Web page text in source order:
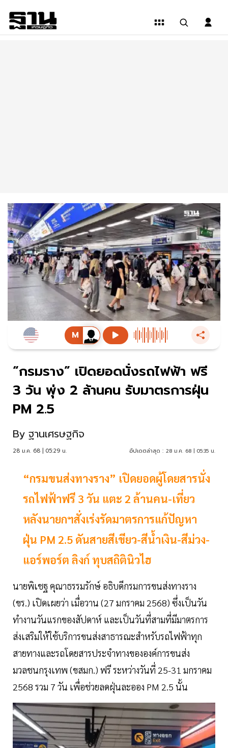
“กรมราง” เปิดยอดนั่งรถไฟฟ้า ฟรี
3 วัน พุ่ง 2 ล้านคน รับมาตรการฝุ่น
PM 2.5
By ฐานเศรษฐกิจ
28 ม.ค. 68 | 05:29 น. อัปเดตล่าสุด : 28 ม.ค. 68 | 05:35 น.
“กรมขนส่งทางราง” เปิดยอดผู้โดยสารนั่ง
รถไฟฟ้าฟรี 3 วัน แตะ 2 ล้านคน-เที่ยว
หลังนายกฯสั่งเร่งรัดมาตรการแก้ปัญหา
ฝุ่น PM 2.5 ดันสายสีเขียว-สีน้ำเงิน-สีม่วง-
แอร์พอร์ต ลิงก์ ทุบสถิตินิวไฮ
นายพิเชฐ คุณาธรรมรักษ์ อธิบดีกรมการขนส่งทางราง
(ขร.) เปิดเผยว่า เมื่อวาน (27 มกราคม 2568) ซึ่งเป็นวัน
ทำงานวันแรกของสัปดาห์ และเป็นวันที่สามที่มีมาตรการ
ส่งเสริมให้ใช้บริการขนส่งสาธารณะสำหรับรถไฟฟ้าทุก
สายทางและรถโดยสารประจำทางขององค์การขนส่ง
มวลชนกรุงเทพ (ขสมก.) ฟรี ระหว่างวันที่ 25-31 มกราคม
2568 รวม 7 วัน เพื่อช่วยลดฝุ่นละออง PM 2.5 นั้น